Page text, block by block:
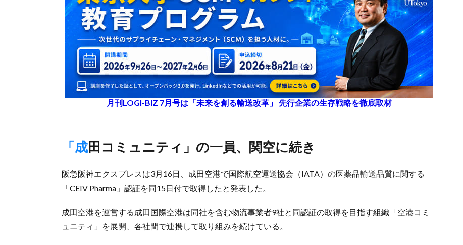
月刊LOGI-BIZ 7月号は「未来を創る輸送改革」 先行企業の生存戦略を徹底取材
「成田コミュニティ」の一員、関空に続き
阪急阪神エクスプレスは3月16日、成田空港で国際航空運送協会（IATA）の医薬品輸送品質に関する
「CEIV Pharma」認証を同15日付で取得したと発表した。
成田空港を運営する成田国際空港は同社を含む物流事業者9社と同認証の取得を目指す組織「空港コミ
ュニティ」を展開、各社間で連携して取り組みを続けている。